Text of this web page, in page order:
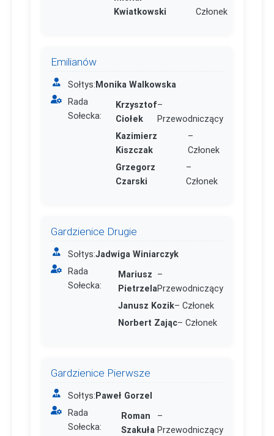
Kwiatkowski
Członek
Emilianów
Sołtys:Monika Walkowska
Rada
Sołecka:
Krzysztof
Ciołek
–
Przewodniczący
Kazimierz
Kiszczak
–
Członek
Grzegorz
Czarski
–
Członek
Gardzienice Drugie
Sołtys:Jadwiga Winiarczyk
Rada
Sołecka:
Mariusz
Pietrzela
–
Przewodniczący
Janusz Kozik– Członek
Norbert Zając– Członek
Gardzienice Pierwsze
Sołtys:Paweł Gorzel
Rada
Sołecka:
Roman
Szakuła
–
Przewodniczący